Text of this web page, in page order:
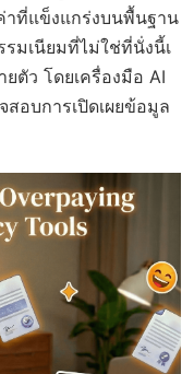
าที่แข็งแกร่งบนพื้นฐาน
มเนียมที่ไม่ใช่ที่นั่งนี้เ
ตัว โดยเครื่องมือ AI
อบการเปิดเผยข้อมูล